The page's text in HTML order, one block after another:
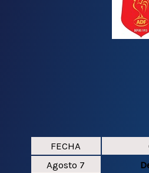
FECHA
Agosto 7